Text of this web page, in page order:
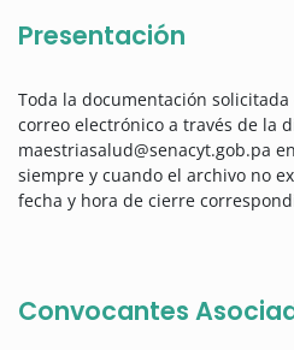
Presentación
Toda la documentación
correo electrónico a través de la
maestriasalud@senacyt.gob.pa
siempre y cuando el archivo no
fecha y hora de cierre
Convocantes